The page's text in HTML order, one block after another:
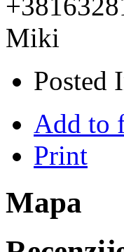
Miki
Posted
Add to
Print
Mapa